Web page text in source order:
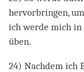
hervorbringen,
ich werde mich in
üben.
24) Nachdem ich